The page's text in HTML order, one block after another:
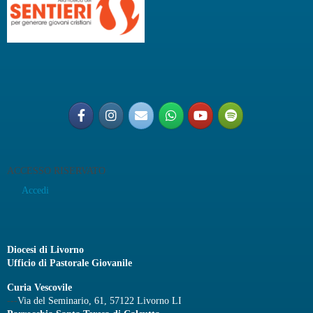
ACCESSO RISERVATO
Accedi
Diocesi di Livorno
Ufficio di Pastorale Giovanile
Curia Vescovile
---Via del Seminario, 61, 57122 Livorno LI